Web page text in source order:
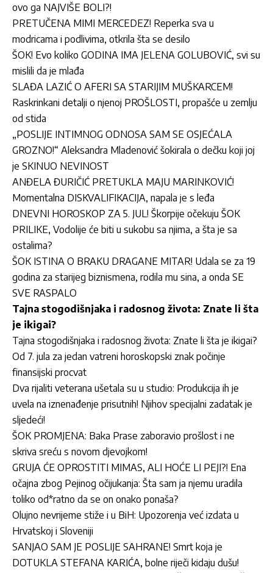
ovo ga NAJVIŠE BOLI?!
PRETUČENA MIMI MERCEDEZ! Reperka sva u
modricama i podlivima, otkrila šta se desilo
ŠOK! Evo koliko GODINA IMA JELENA GOLUBOVIĆ, svi su
mislili da je mlađa
SLAĐA LAZIĆ O AFERI SA STARIJIM MUŠKARCEM!
Raskrinkani detalji o njenoj PROŠLOSTI, propašće u zemlju
od stida
„POSLIJE INTIMNOG ODNOSA SAM SE OSJEĆALA
GROZNO!“ Aleksandra Mladenović šokirala o dečku koji joj
je SKINUO NEVINOST
ANĐELA ĐURIČIĆ PRETUKLA MAJU MARINKOVIĆ!
Momentalna DISKVALIFIKACIJA, napala je s leđa
DNEVNI HOROSKOP ZA 5. JUL! Škorpije očekuju ŠOK
PRILIKE, Vodolije će biti u sukobu sa njima, a šta je sa
ostalima?
ŠOK ISTINA O BRAKU DRAGANE MITAR! Udala se za 19
godina za starijeg biznismena, rodila mu sina, a onda SE
SVE RASPALO
Tajna stogodišnjaka i radosnog života: Znate li šta
je ikigai?
Tajna stogodišnjaka i radosnog života: Znate li šta je ikigai?
Od 7. jula za jedan vatreni horoskopski znak počinje
finansijski procvat
Dva rijaliti veterana ušetala su u studio: Produkcija ih je
uvela na iznenađenje prisutnih! Njihov specijalni zadatak je
sljedeći!
ŠOK PROMJENA: Baka Prase zaboravio prošlost i ne
skriva sreću s novom djevojkom!
GRUJA ĆE OPROSTITI MIMAS, ALI HOĆE LI PEJI?! Ena
očajna zbog Pejinog očijukanja: Šta sam ja njemu uradila
toliko od*ratno da se on onako ponaša?
Olujno nevrijeme stiže i u BiH: Upozorenja već izdata u
Hrvatskoj i Sloveniji
SANJAO SAM JE POSLIJE SAHRANE! Smrt koja je
DOTUKLA STEFANA KARIĆA, bolne riječi kidaju dušu!